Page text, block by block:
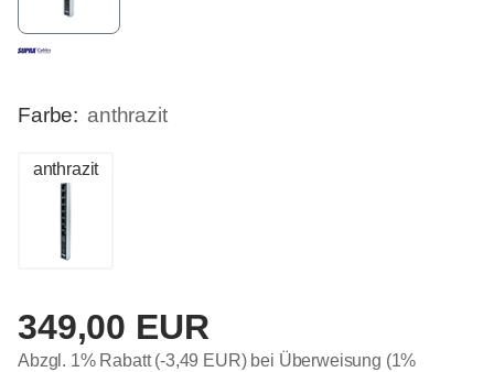
Farbe: anthrazit
anthrazit
349,00 EUR
Abzgl. 1% Rabatt (-3,49 EUR) bei Überweisung (1%